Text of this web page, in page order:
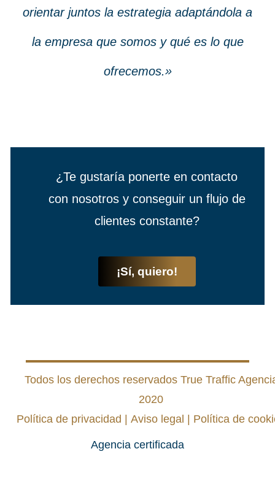
orientar juntos la estrategia adaptándola a
la empresa que somos y qué es lo que
ofrecemos.»
¿Te gustaría ponerte en contacto
con nosotros y conseguir un flujo de
clientes constante?
¡Sí, quiero!
Todos los derechos reservados True Traffic
2020
Política de privacidad | Aviso legal | Política de
Agencia certificada